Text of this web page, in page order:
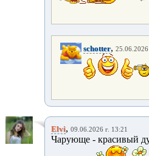
schotter,
Elvi, 09.06.2026 г. 13:21
Чарующе - красивый